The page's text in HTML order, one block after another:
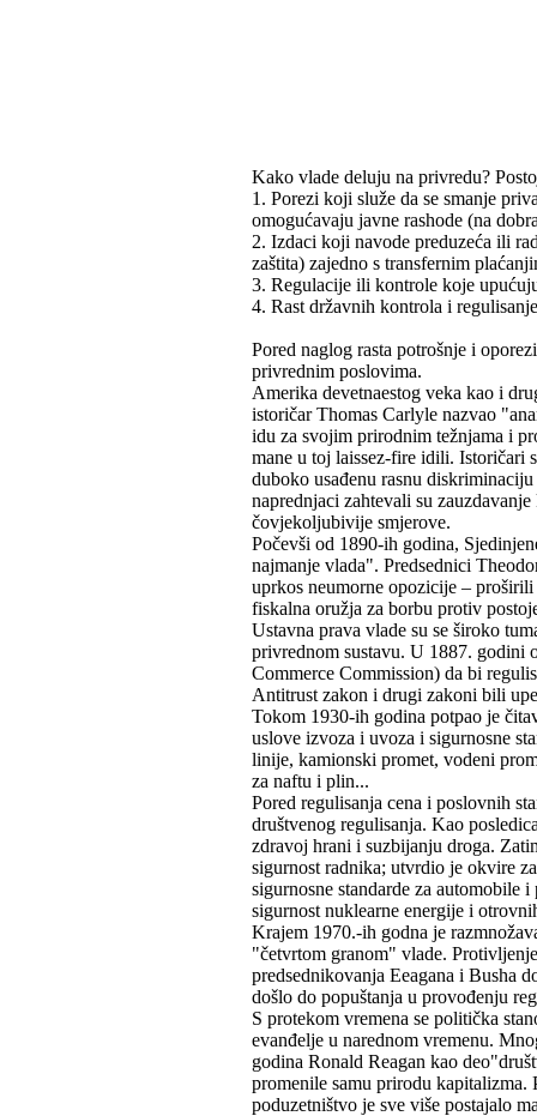
Kako vlade deluju na privredu?
1. Porezi koji služe da se smanje
omogućavaju javne rashode (na
2. Izdaci koji navode preduzeća ili
zaštita) zajedno s transfernim
3. Regulacije ili kontrole koje
4. Rast državnih kontrola i regulisanje
Pored naglog rasta potrošnje i
privrednim poslovima.
Amerika devetnaestog veka kao i
istoričar Thomas Carlyle nazvao
idu za svojim prirodnim težnjama i
mane u toj laissez-fire idili. Istoričari
duboko usađenu rasnu
naprednjaci zahtevali su
čovjekoljubivije smjerove.
Počevši od 1890-ih godina,
najmanje vlada". Predsednici
uprkos neumorne opozicije –
fiskalna oružja za borbu protiv
Ustavna prava vlade su se široko
privrednom sustavu. U 1887. godini
Commerce Commission) da bi
Antitrust zakon i drugi zakoni bili
Tokom 1930-ih godina potpao je
uslove izvoza i uvoza i sigurnosne
linije, kamionski promet, vodeni
za naftu i plin...
Pored regulisanja cena i poslovnih
društvenog regulisanja. Kao
zdravoj hrani i suzbijanju droga.
sigurnost radnika; utvrdio je okvire
sigurnosne standarde za automobile
sigurnost nuklearne energije i
Krajem 1970.-ih godna je
"četvrtom granom" vlade.
predsednikovanja Eeagana i Busha
došlo do popuštanja u provođenju
S protekom vremena se politička
evanđelje u narednom vremenu.
godina Ronald Reagan kao
promenile samu prirodu
poduzetništvo je sve više postajalo